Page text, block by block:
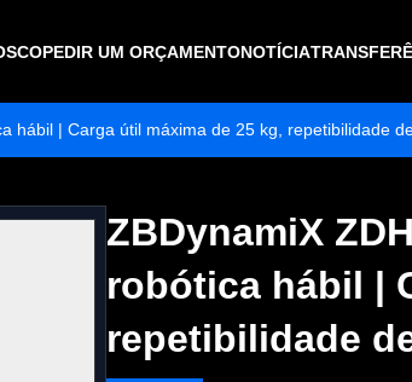
PEDIR UM ORÇAMENTONOTÍCIA
hábil | Carga útil máxima de 25 kg, repetibilidade
ZBDynamiX
robótica hábil |
repetibilidade
ZBDynamiX
robótica hábil |
repetibilidade